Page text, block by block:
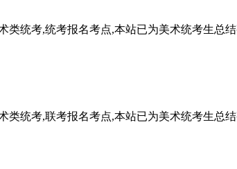
类统考,统考报名考点,本站已为美术统考生总
类统考,联考报名考点,本站已为美术统考生总